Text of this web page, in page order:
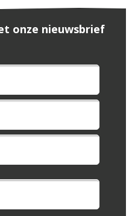
onze nieuwsbrief